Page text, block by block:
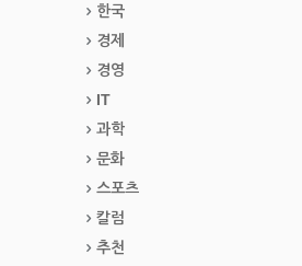
한국
경제
경영
IT
과학
문화
스포츠
칼럼
추천